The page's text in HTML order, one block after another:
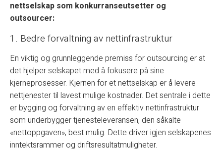
nettselskap som konkurranseutsetter og
outsourcer:
1. Bedre forvaltning av nettinfrastruktur
En viktig og grunnleggende premiss for outsourcing er at
det hjelper selskapet med å fokusere på sine
kjerneprosesser. Kjernen for et nettselskap er å levere
nettjenester til lavest mulige kostnader. Det sentrale i dette
er bygging og forvaltning av en effektiv nettinfrastruktur
som underbygger tjenesteleveransen, den såkalte
«nettoppgaven», best mulig. Dette driver igjen selskapenes
inntektsrammer og driftsresultatmuligheter.